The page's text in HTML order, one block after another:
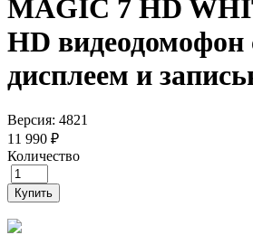
MAGIC 7 HD
HD видеодомофон
дисплеем и
Версия: 4821
11 990 ₽
Количество
Купить